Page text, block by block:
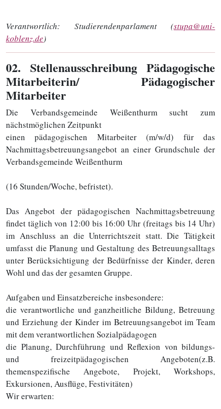
Verantwortlich: Studierendenparlament (stupa@uni-
koblenz.de)
02. Stellenausschreibung Pädagogische
Mitarbeiterin/ Pädagogischer
Mitarbeiter
Die Verbandsgemeinde Weißenthurm sucht zum
nächstmöglichen Zeitpunkt
einen pädagogischen Mitarbeiter (m/w/d) für das
Nachmittagsbetreuungsangebot an einer Grundschule der
Verbandsgemeinde Weißenthurm
(16 Stunden/Woche, befristet).
Das Angebot der pädagogischen Nachmittagsbetreuung
findet täglich von 12:00 bis 16:00 Uhr (freitags bis 14 Uhr)
im Anschluss an die Unterrichtszeit statt. Die Tätigkeit
umfasst die Planung und Gestaltung des Betreuungsalltags
unter Berücksichtigung der Bedürfnisse der Kinder, deren
Wohl und das der gesamten Gruppe.
Aufgaben und Einsatzbereiche insbesondere:
die verantwortliche und ganzheitliche Bildung, Betreuung
und Erziehung der Kinder im Betreuungsangebot im Team
mit dem verantwortlichen Sozialpädagogen
die Planung, Durchführung und Reflexion von bildungs-
und freizeitpädagogischen Angeboten(z.B.
themenspezifische Angebote, Projekt, Workshops,
Exkursionen, Ausflüge, Festivitäten)
Wir erwarten: